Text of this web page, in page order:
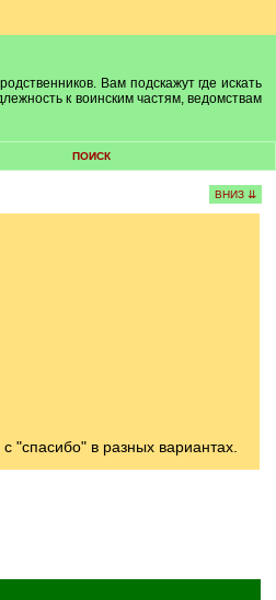
Вам подскажут где искать
к воинским частям, ведомствам
ПОИСК
ВНИЗ ⇊
"спасибо" в разных вариантах.